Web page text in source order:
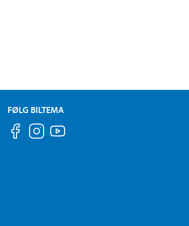
FØLG BILTEMA